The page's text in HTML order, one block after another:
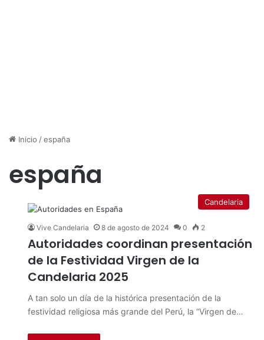
Inicio /españa
españa
Candelaria
Vive Candelaria 8 de agosto de 2024 0 2
Autoridades coordinan presentación
de la Festividad Virgen de la
Candelaria 2025
A tan solo un día de la histórica presentación de la
festividad religiosa más grande del Perú, la “Virgen de…